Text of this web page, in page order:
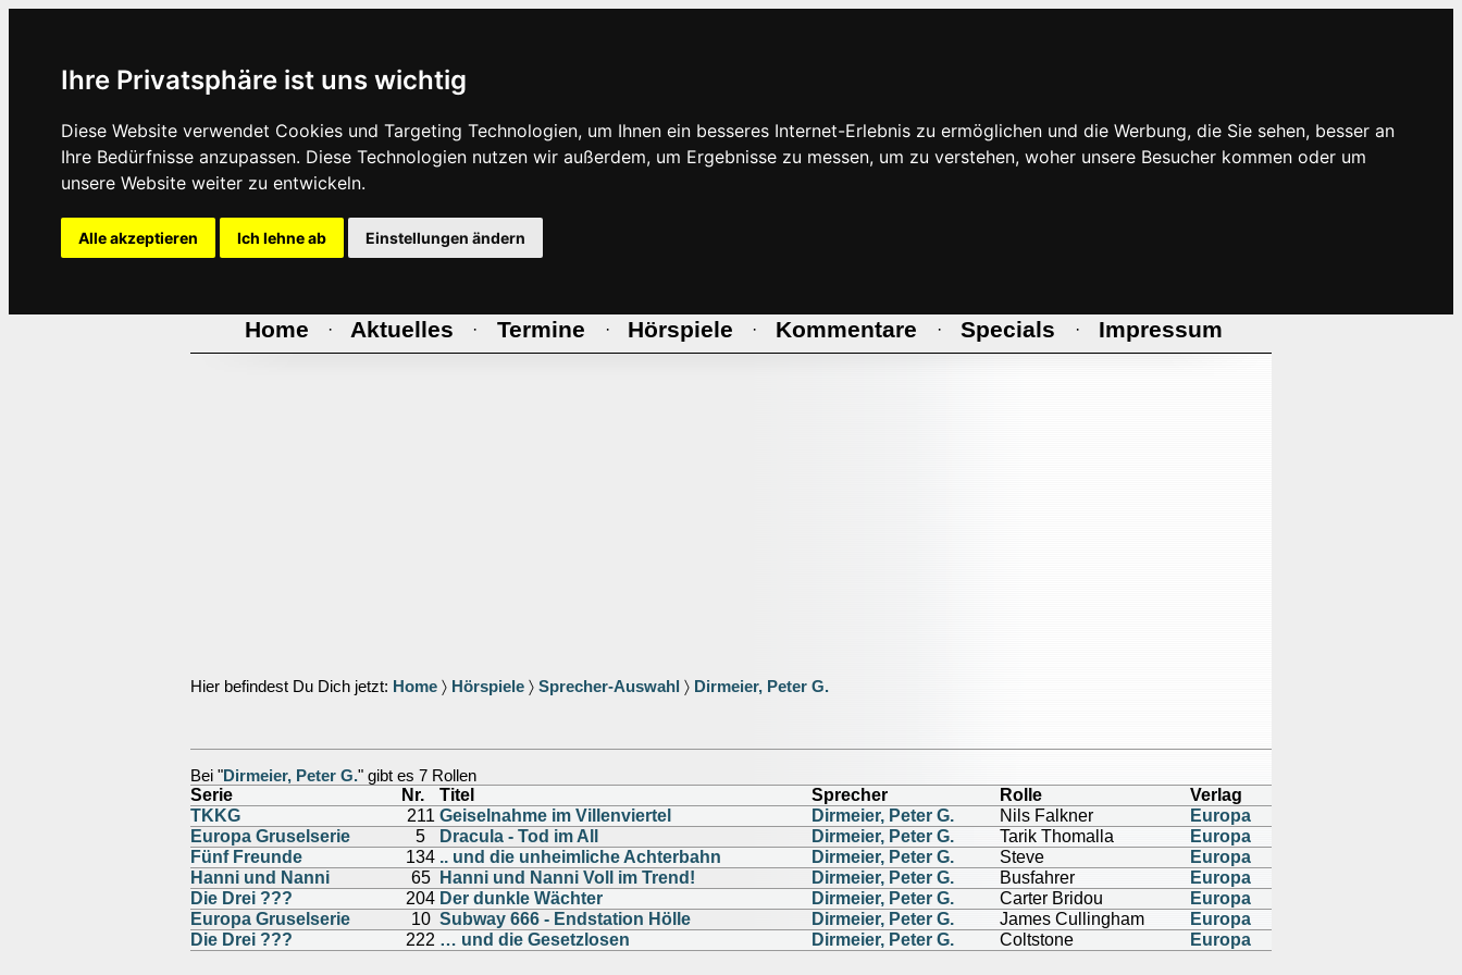
Ihre Privatsphäre ist uns wichtig
Diese Website verwendet Cookies und Targeting Technologien, um Ihnen ein besseres Internet-Erlebnis zu ermöglichen und die Werbung, die Sie sehen, besser an
Ihre Bedürfnisse anzupassen. Diese Technologien nutzen wir außerdem, um Ergebnisse zu messen, um zu verstehen, woher unsere Besucher kommen oder um
unsere Website weiter zu entwickeln.
Alle akzeptieren Ich lehne ab Einstellungen ändern
Home · Aktuelles · Termine · Hörspiele · Kommentare · Specials · Impressum
Hier befindest Du Dich jetzt: Home 〉 Hörspiele 〉 Sprecher-Auswahl 〉 Dirmeier, Peter G.
Bei "Dirmeier, Peter G." gibt es 7 Rollen
Serie Nr. Titel Sprecher Rolle
Verlag
TKKG
211 Geiselnahme im Villenviertel Dirmeier, Peter G. Nils Falkner
Europa
Europa Gruselserie
5 Dracula - Tod im All Dirmeier, Peter G. Tarik Thomalla
Europa
Fünf Freunde
134 .. und die unheimliche Achterbahn Dirmeier, Peter G. Steve
Europa
Hanni und Nanni
65 Hanni und Nanni Voll im Trend! Dirmeier, Peter G. Busfahrer
Europa
Die Drei ???
204 Der dunkle Wächter Dirmeier, Peter G. Carter Bridou
Europa
Europa Gruselserie
10 Subway 666 - Endstation Hölle Dirmeier, Peter G. James Cullingham
Europa
Die Drei ???
222 … und die Gesetzlosen Dirmeier, Peter G. Coltstone Europa